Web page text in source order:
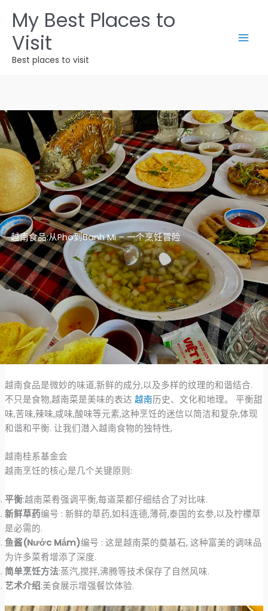
My Best Places to
Visit
Best places to visit
越南食品:从Pho到Banh Mi – 一个烹饪冒险
越南食品是微妙的味道,新鲜的成分,以及多样的纹理的和谐结合.
不只是食物,越南菜是美味的表达 越南历史、文化和地理。 平衡甜
味,苦味,辣味,咸味,酸味等元素,这种烹饪的迷信以简洁和复杂,体现
和谐和平衡. 让我们潜入越南食物的独特性,
越南桂系基金会
越南烹饪的核心是几个关键原则:
平衡:越南菜肴强调平衡,每道菜都仔细结合了对比味.
新鲜草药编号 : 新鲜的草药,如科连德,薄荷,泰国的玄参,以及柠檬草
是必需的.
鱼酱(Nước Mắm)编号 : 这是越南菜的奠基石, 这种富美的调味品
为许多菜肴增添了深度.
简单烹饪方法:蒸汽,搅拌,沸腾等技术保存了自然风味.
艺术介绍:美食展示增强餐饮体验.